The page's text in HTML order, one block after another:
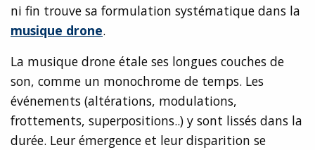
ni fin trouve sa formulation systématique dans la
musique drone.
La musique drone étale ses longues couches de
son, comme un monochrome de temps. Les
événements (altérations, modulations,
frottements, superpositions..) y sont lissés dans la
durée. Leur émergence et leur disparition se